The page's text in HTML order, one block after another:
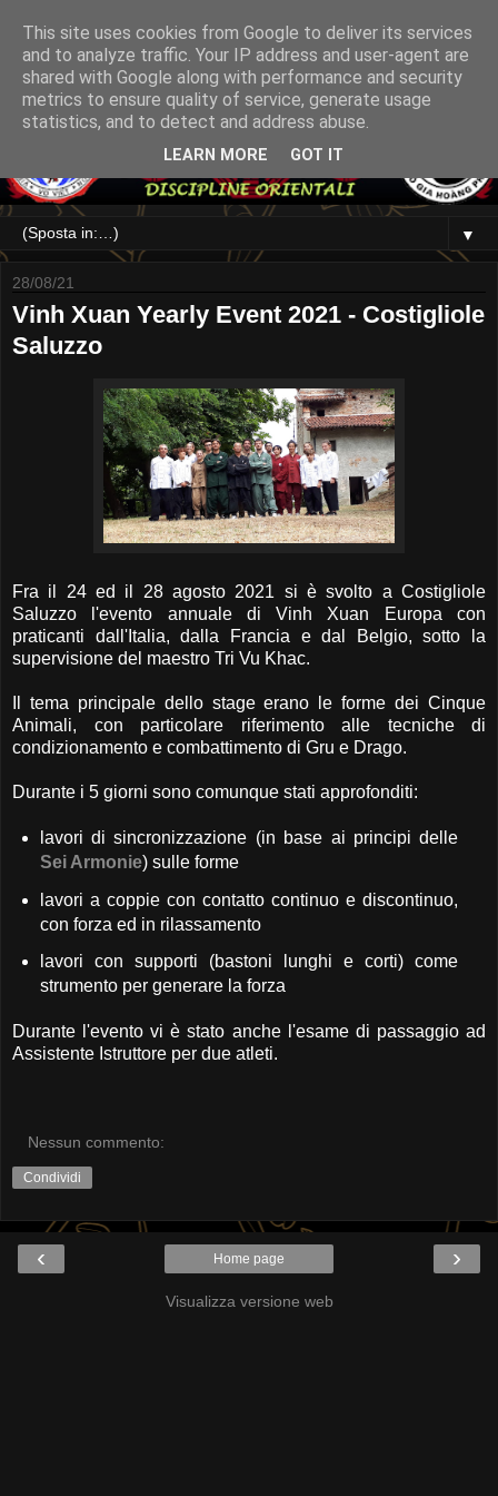
▼
28/08/21
Vinh Xuan Yearly Event 2021 - Costigliole
Saluzzo
Fra il 24 ed il 28 agosto 2021 si è svolto a Costigliole
Saluzzo l'evento annuale di Vinh Xuan Europa con
praticanti dall'Italia, dalla Francia e dal Belgio, sotto la
supervisione del maestro Tri Vu Khac.
Il tema principale dello stage erano le forme dei Cinque
Animali, con particolare riferimento alle tecniche di
condizionamento e combattimento di Gru e Drago.
Durante i 5 giorni sono comunque stati approfonditi:
lavori di sincronizzazione (in base ai principi delle
Sei Armonie) sulle forme
lavori a coppie con contatto continuo e discontinuo,
con forza ed in rilassamento
lavori con supporti (bastoni lunghi e corti) come
strumento per generare la forza
Durante l'evento vi è stato anche l'esame di passaggio ad
Assistente Istruttore per due atleti.
Nessun commento:
Condividi
‹ ›
Home page
Visualizza versione web
This site uses cookies from Google to deliver its services
and to analyze traffic. Your IP address and user-agent are
shared with Google along with performance and security
metrics to ensure quality of service, generate usage
statistics, and to detect and address abuse.
LEARN MORE GOT IT